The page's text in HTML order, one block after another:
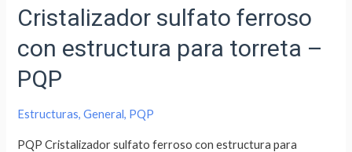
Cristalizador sulfato ferroso
con estructura para torreta –
PQP
Estructuras,General, PQP
PQP Cristalizador sulfato ferroso con estructura para